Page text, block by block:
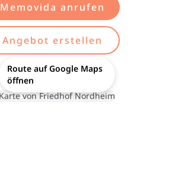
Memovida anrufen
Angebot erstellen
Route auf Google Maps
öffnen